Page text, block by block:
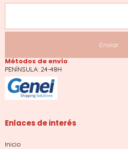
Métodos de envío
PENÍNSULA: 24-48H
Enlaces de interés
Inicio